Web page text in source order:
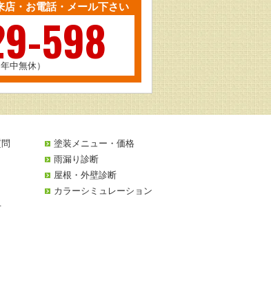
店・お電話・メール下さい
598
中無休）
塗装メニュー・価格
雨漏り診断
屋根・外壁診断
カラーシミュレーション